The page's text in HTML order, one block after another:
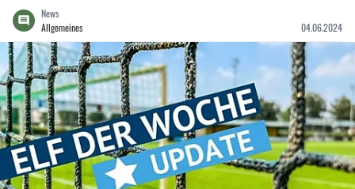
News
Allgemeines
04.06.2024